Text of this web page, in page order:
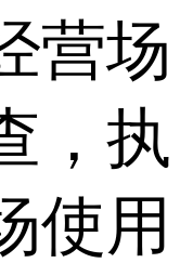
营场
，执
使用